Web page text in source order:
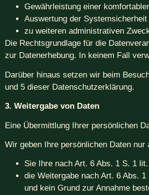
Gewährleistung einer
Auswertung der
zu weiteren administrativen
Die Rechtsgrundlage für die
zur Datenerhebung. In keinem Fall
Darüber hinaus setzen wir beim
und 5 dieser Datenschutzerklärung.
3. Weitergabe von Daten
Eine Übermittlung Ihrer persönlichen
Wir geben Ihre persönlichen Daten nur
Sie Ihre nach Art. 6 Abs. 1 S. 1
die Weitergabe nach Art. 6 Abs.
und kein Grund zur Annahme